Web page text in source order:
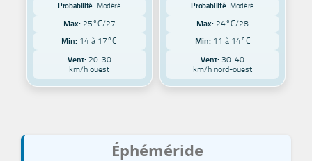
Probabilité : Modéré
Max: 25°C/27
Min: 14 à 17°C
Vent:20-30
km/h ouest
Probabilité : Modéré
Max: 24°C/28
Min: 11 à 14°C
Vent: 30-40
km/h nord-ouest
Éphéméride